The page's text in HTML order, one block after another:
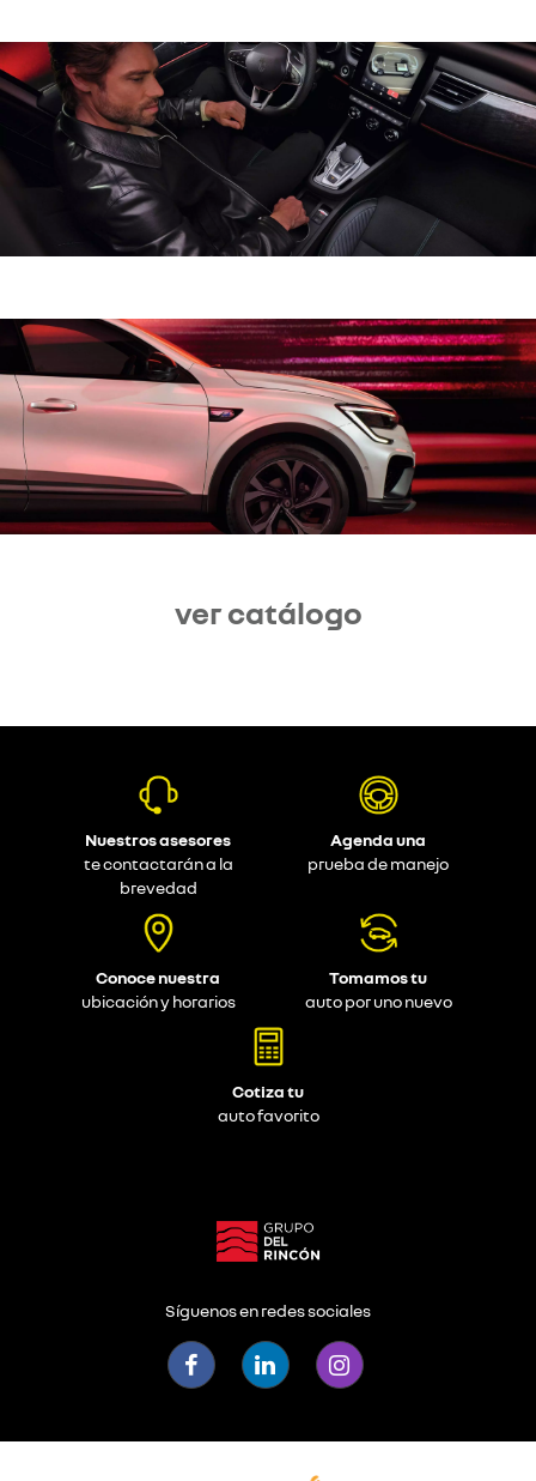
ver catálogo
Nuestros asesores
te contactarán a la
brevedad
Agenda una
prueba de manejo
Conoce nuestra
ubicación y horarios
Tomamos tu
auto por uno nuevo
Cotiza tu
auto favorito
Síguenos en redes sociales